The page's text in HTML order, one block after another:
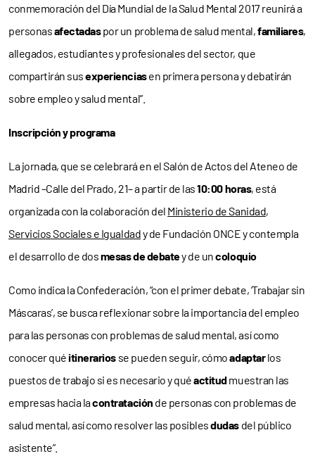
conmemoración del Día Mundial de la Salud Mental 2017 reunirá a
personasafectadaspor un problema de salud mental,familiares,
allegados, estudiantes y profesionales del sector, que
compartirán susexperienciasen primera persona y debatirán
sobre empleo y salud mental”.
Inscripción y programa
La jornada, que se celebrará en el Salón de Actos del Ateneo de
Madrid –Calle del Prado, 21– a partir de las10:00 horas, está
organizada con la colaboración del Ministerio de Sanidad,
Servicios Sociales e Igualdady de Fundación ONCE y contempla
el desarrollo de dosmesas de debatey de uncoloquio
Como indica la Confederación, “con el primer debate, ‘Trabajar sin
Máscaras’, se busca reflexionar sobre la importancia del empleo
para las personas con problemas de salud mental, así como
conocer quéitinerariosse pueden seguir, cómoadaptarlos
puestos de trabajo si es necesario y quéactitudmuestran las
empresas hacia lacontratación de personas con problemas de
salud mental, así como resolver las posiblesdudas del público
asistente”.